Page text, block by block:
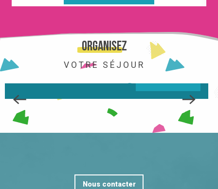
Organisez
VOTRE SÉJOUR
LA STATION
Nous contacter